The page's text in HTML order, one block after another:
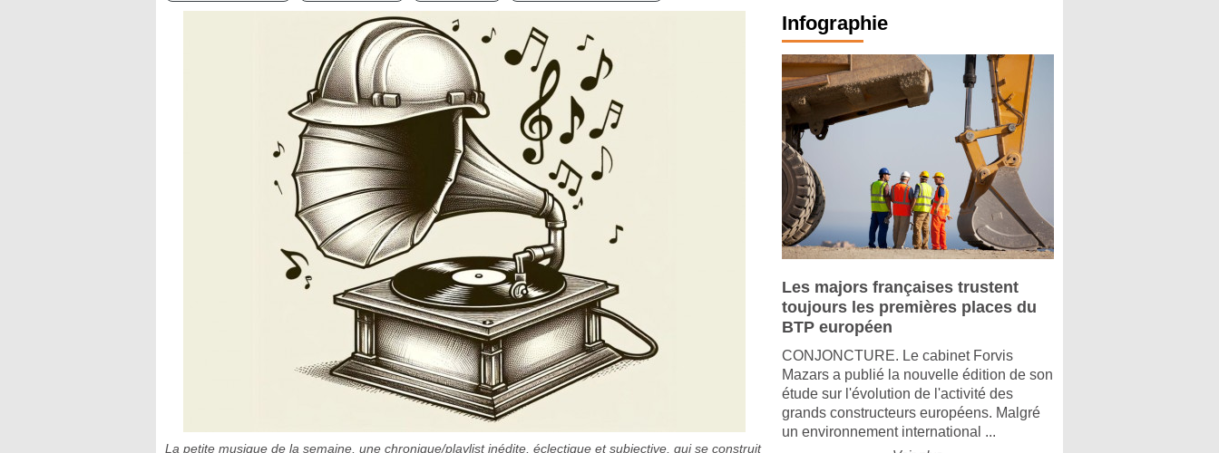
La petite musique de la semaine, une chronique/playlist inédite, éclectique et subjective, qui se construit
Infographie
Les majors françaises trustent
toujours les premières places du
BTP européen
CONJONCTURE. Le cabinet Forvis
Mazars a publié la nouvelle édition de son
étude sur l'évolution de l'activité des
grands constructeurs européens. Malgré
un environnement international ...